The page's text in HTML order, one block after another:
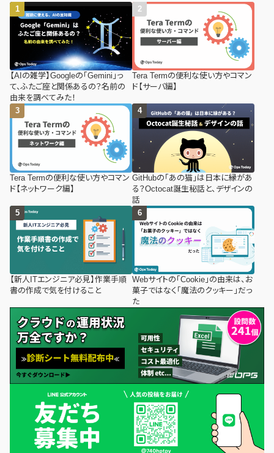
【AIの雑学】Googleの「Gemini」っ
て、ふたご座と関係あるの？名前の
由来を調べてみた！
Tera Termの便利な使い方やコマン
ド【サーバ編】
Tera Termの便利な使い方やコマン
ド【ネットワーク編】
GitHubの「あの猫」は日本に縁があ
る？Octocat誕生秘話と、デザインの
話
【新人ITエンジニア必見】作業手順
書の作成で気を付けること
Webサイトの「Cookie」の由来は、お
菓子ではなく「魔法のクッキー」だっ
た